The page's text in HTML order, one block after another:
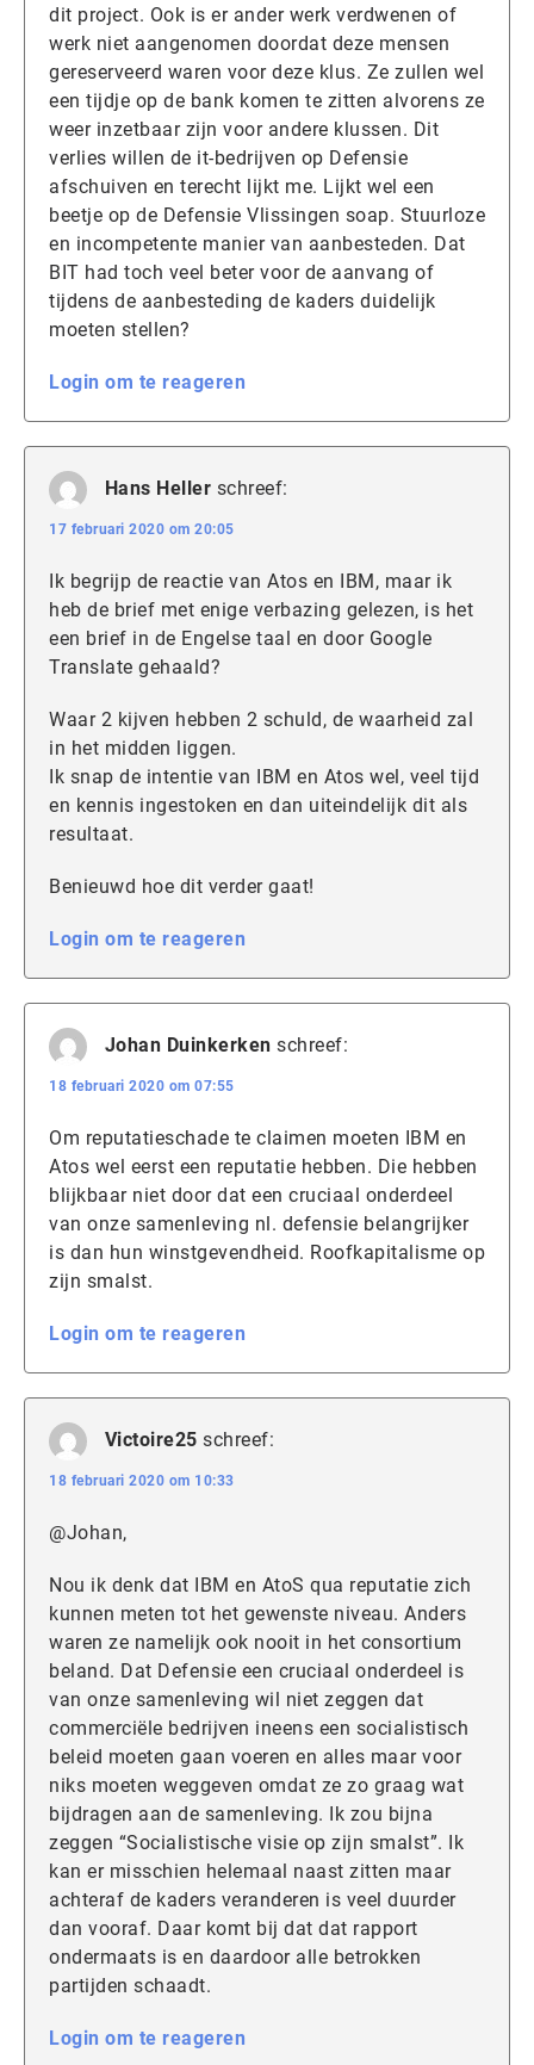
dit project. Ook is er ander werk verdwenen of
werk niet aangenomen doordat deze mensen
gereserveerd waren voor deze klus. Ze zullen wel
een tijdje op de bank komen te zitten alvorens ze
weer inzetbaar zijn voor andere klussen. Dit
verlies willen de it-bedrijven op Defensie
afschuiven en terecht lijkt me. Lijkt wel een
beetje op de Defensie Vlissingen soap. Stuurloze
en incompetente manier van aanbesteden. Dat
BIT had toch veel beter voor de aanvang of
tijdens de aanbesteding de kaders duidelijk
moeten stellen?
Login om te reageren
Hans Heller schreef:
17 februari 2020 om 20:05
Ik begrijp de reactie van Atos en IBM, maar ik
heb de brief met enige verbazing gelezen, is het
een brief in de Engelse taal en door Google
Translate gehaald?
Waar 2 kijven hebben 2 schuld, de waarheid zal
in het midden liggen.
Ik snap de intentie van IBM en Atos wel, veel tijd
en kennis ingestoken en dan uiteindelijk dit als
resultaat.
Benieuwd hoe dit verder gaat!
Login om te reageren
Johan Duinkerken schreef:
18 februari 2020 om 07:55
Om reputatieschade te claimen moeten IBM en
Atos wel eerst een reputatie hebben. Die hebben
blijkbaar niet door dat een cruciaal onderdeel
van onze samenleving nl. defensie belangrijker
is dan hun winstgevendheid. Roofkapitalisme op
zijn smalst.
Login om te reageren
Victoire25 schreef:
18 februari 2020 om 10:33
@Johan,
Nou ik denk dat IBM en AtoS qua reputatie zich
kunnen meten tot het gewenste niveau. Anders
waren ze namelijk ook nooit in het consortium
beland. Dat Defensie een cruciaal onderdeel is
van onze samenleving wil niet zeggen dat
commerciële bedrijven ineens een socialistisch
beleid moeten gaan voeren en alles maar voor
niks moeten weggeven omdat ze zo graag wat
bijdragen aan de samenleving. Ik zou bijna
zeggen “Socialistische visie op zijn smalst”. Ik
kan er misschien helemaal naast zitten maar
achteraf de kaders veranderen is veel duurder
dan vooraf. Daar komt bij dat dat rapport
ondermaats is en daardoor alle betrokken
partijden schaadt.
Login om te reageren